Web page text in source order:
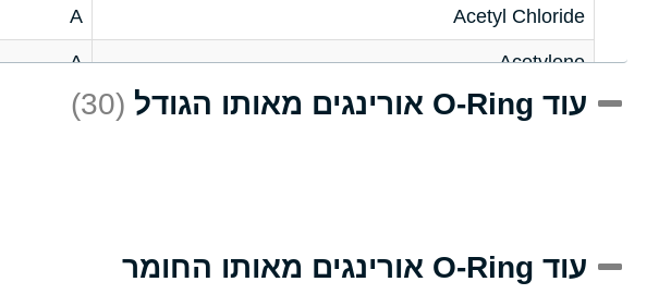
Acetyl Chloride
A
Acetylene
A
Acrlylonitrile
C עוד O-Ring אורינגים מאותו הגודל (30)
עוד O-Ring אורינגים מאותו החומר